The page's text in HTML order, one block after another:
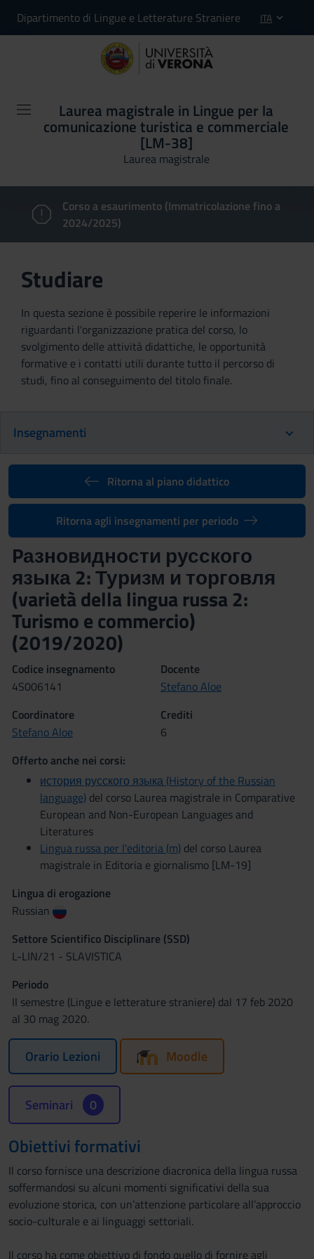
Dipartimento di Lingue e Letterature Straniere ITA
Laurea magistrale in Lingue per la
comunicazione turistica e commerciale
[LM-38]
Laurea magistrale
Corso a esaurimento (Immatricolazione fino a
2024/2025)
Studiare
In questa sezione è possibile reperire le informazioni
riguardanti l'organizzazione pratica del corso, lo
svolgimento delle attività didattiche, le opportunità
formative e i contatti utili durante tutto il percorso di
studi, fino al conseguimento del titolo finale.
Insegnamenti
Ritorna al piano didattico
Ritorna agli insegnamenti per periodo
Pазновидности русского
языка 2: Туризм и торговля
(varietà della lingua russa 2:
Turismo e commercio)
(2019/2020)
Codice insegnamento
4S006141
Docente
Stefano Aloe
Coordinatore
Stefano Aloe
Crediti
6
Offerto anche nei corsi:
история русского языка (History of the Russian
language) del corso Laurea magistrale in Comparative
European and Non-European Languages and
Literatures
Lingua russa per l'editoria (m) del corso Laurea
magistrale in Editoria e giornalismo [LM-19]
Lingua di erogazione
Russian
Settore Scientifico Disciplinare (SSD)
L-LIN/21 - SLAVISTICA
Periodo
II semestre (Lingue e letterature straniere) dal 17 feb 2020
al 30 mag 2020.
Orario Lezioni Moodle
Seminari 0
Obiettivi formativi
Il corso fornisce una descrizione diacronica della lingua russa
soffermandosi su alcuni momenti significativi della sua
evoluzione storica, con un’attenzione particolare all’approccio
socio-culturale e ai linguaggi settoriali.
Il corso ha come obiettivo di fondo quello di fornire agli